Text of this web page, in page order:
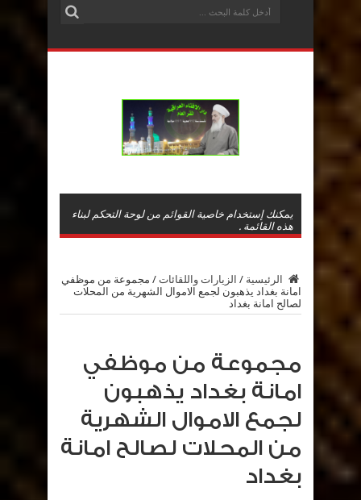
يمكنك إستخدام خاصية القوائم من لوحة التحكم لبناء
هذه القائمة .
الرئيسية / الزيارات واللقائات / مجموعة من موظفي
امانة بغداد يذهبون لجمع الاموال الشهرية من المحلات
لصالح امانة بغداد
مجموعة من موظفي
امانة بغداد يذهبون
لجمع الاموال الشهرية
من المحلات لصالح امانة
بغداد